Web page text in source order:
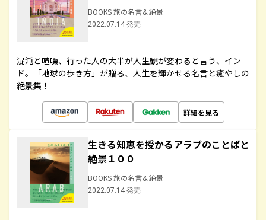
BOOKS 旅の名言＆絶景
2022.07.14 発売
混沌と喧噪、行った人の大半が人生観が変わると言う、イン
ド。「地球の歩き方」が贈る、人生を輝かせる名言と癒やしの
絶景集！
詳細を見る
生きる知恵を授かるアラブのことばと
絶景１００
BOOKS 旅の名言＆絶景
2022.07.14 発売